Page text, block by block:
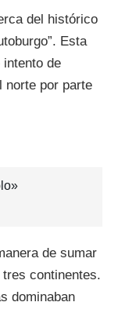
del histórico
Esta
de
norte por parte
de sumar
continentes.
dominaban